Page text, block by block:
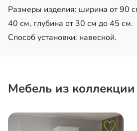
Размеры изделия: ширина от 90
40 см, глубина от 30 см до 45 см.
Способ установки: навесной.
Мебель из